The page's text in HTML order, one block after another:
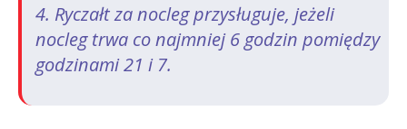
4. Ryczałt za nocleg przysługuje, jeżeli
nocleg trwa co najmniej 6 godzin pomiędzy
godzinami 21 i 7.